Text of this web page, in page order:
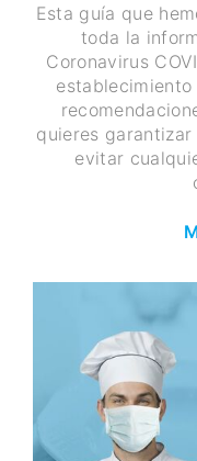
Esta guía que
toda la
Coronavirus
quieres
evitar